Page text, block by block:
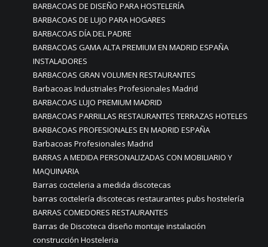
BARBACOAS DE DISEÑO PARA HOSTELERÍA
BARBACOAS DE LUJO PARA HOGARES
BARBACOAS DÍA DEL PADRE
BARBACOAS GAMA ALTA PREMIUM EN MADRID ESPAÑA
INSTALADORES
BARBACOAS GRAN VOLUMEN RESTAURANTES
Barbacoas Industriales Profesionales Madrid
BARBACOAS LUJO PREMIUM MADRID
BARBACOAS PARRILLAS RESTAURANTES TERRAZAS HOTELES
BARBACOAS PROFESIONALES EN MADRID ESPAÑA
Barbacoas Profesionales Madrid
BARRAS A MEDIDA PERSONALIZADAS CON MOBILIARIO Y
MAQUINARIA
Barras cocteleria a medida discotecas
barras coctelería discotecas restaurantes pubs hostelería
BARRAS COMEDORES RESTAURANTES
Barras de Discoteca diseño montaje instalación
construcción Hosteleria